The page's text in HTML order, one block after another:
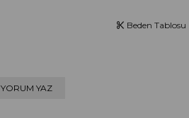
Beden Tablosu
YORUM YAZ